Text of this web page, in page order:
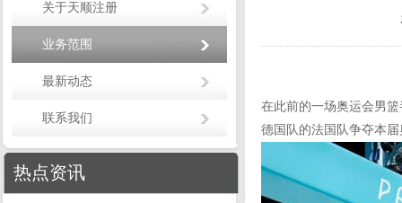
关于天顺注册
业务范围
最新动态
联系我们
热点资讯
在此前的一场奥运会男
德国队的法国队争夺本